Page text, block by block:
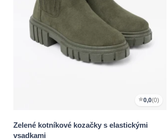
0,0(0)
Zelené kotníkové kozačky s elastickými
vsadkami